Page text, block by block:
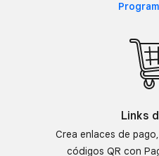
Links
Crea enlaces de
códigos QR con